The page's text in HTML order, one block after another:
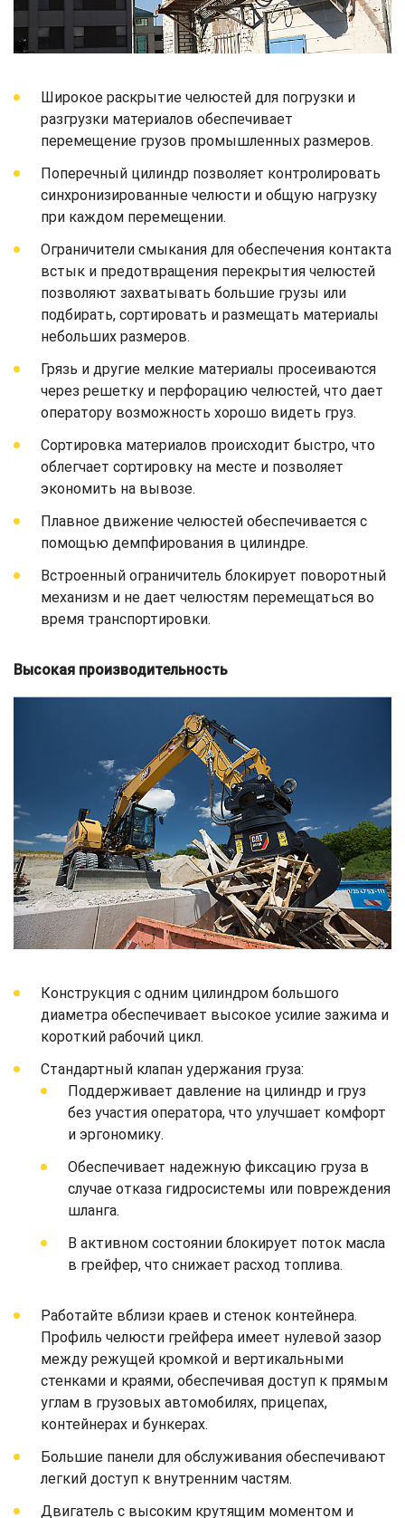
Широкое раскрытие челюстей для погрузки и
разгрузки материалов обеспечивает
перемещение грузов промышленных размеров.
Поперечный цилиндр позволяет контролировать
синхронизированные челюсти и общую нагрузку
при каждом перемещении.
Ограничители смыкания для обеспечения контакта
встык и предотвращения перекрытия челюстей
позволяют захватывать большие грузы или
подбирать, сортировать и размещать материалы
небольших размеров.
Грязь и другие мелкие материалы просеиваются
через решетку и перфорацию челюстей, что дает
оператору возможность хорошо видеть груз.
Сортировка материалов происходит быстро, что
облегчает сортировку на месте и позволяет
экономить на вывозе.
Плавное движение челюстей обеспечивается с
помощью демпфирования в цилиндре.
Встроенный ограничитель блокирует поворотный
механизм и не дает челюстям перемещаться во
время транспортировки.
Высокая производительность
Конструкция с одним цилиндром большого
диаметра обеспечивает высокое усилие зажима и
короткий рабочий цикл.
Стандартный клапан удержания груза:
Поддерживает давление на цилиндр и груз
без участия оператора, что улучшает комфорт
и эргономику.
Обеспечивает надежную фиксацию груза в
случае отказа гидросистемы или повреждения
шланга.
В активном состоянии блокирует поток масла
в грейфер, что снижает расход топлива.
Работайте вблизи краев и стенок контейнера.
Профиль челюсти грейфера имеет нулевой зазор
между режущей кромкой и вертикальными
стенками и краями, обеспечивая доступ к прямым
углам в грузовых автомобилях, прицепах,
контейнерах и бункерах.
Большие панели для обслуживания обеспечивают
легкий доступ к внутренним частям.
Двигатель с высоким крутящим моментом и